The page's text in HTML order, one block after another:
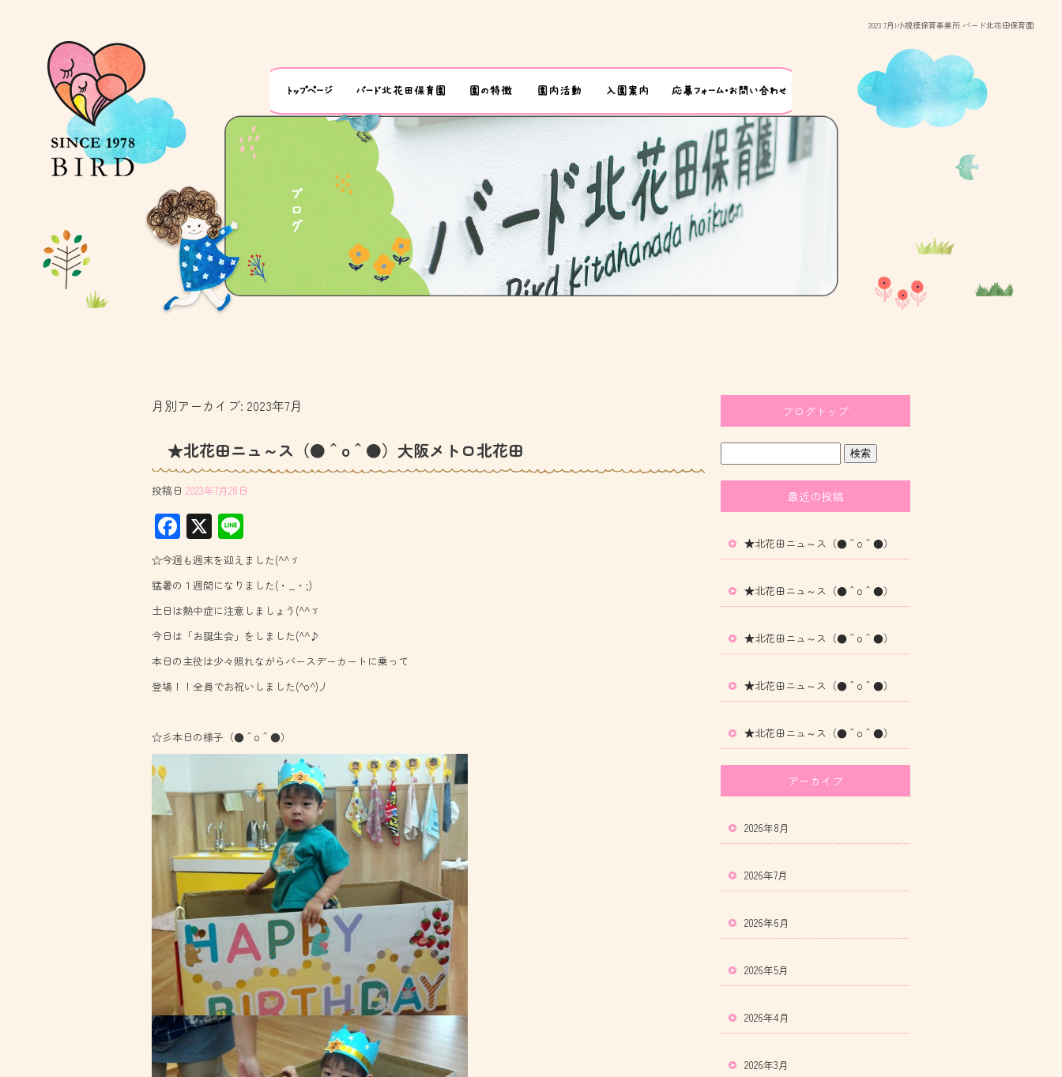
2023 7月|小規模保育事業所 バード北花田保育園
月別アーカイブ: 2023年7月
★北花田ニュ～ス（●＾o＾●）大阪メトロ北花田
投稿日 2023年7月28日
F
ac
e
b
o
ok
X
ne
☆今週も週末を迎えました(^^ゞ
猛暑の１週間になりました(・_・;)
土日は熱中症に注意しましょう(^^ゞ
今日は「お誕生会」をしました(^^♪
本日の主役は少々照れながらバースデーカートに乗って
登場！！全員でお祝いしました(^o^)丿
☆彡本日の様子（●＾o＾●）
ブログトップ
最近の投稿
★北花田ニュ～ス（●＾o＾●）
★北花田ニュ～ス（●＾o＾●）
★北花田ニュ～ス（●＾o＾●）
★北花田ニュ～ス（●＾o＾●）
★北花田ニュ～ス（●＾o＾●）
アーカイブ
2026年8月
2026年7月
2026年6月
2026年5月
2026年4月
2026年3月